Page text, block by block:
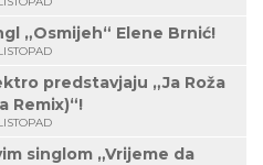
„Osmijeh“ Elene Brnić!
predstavjaju „Ja Roža
Remix)“!
singlom „Vrijeme da